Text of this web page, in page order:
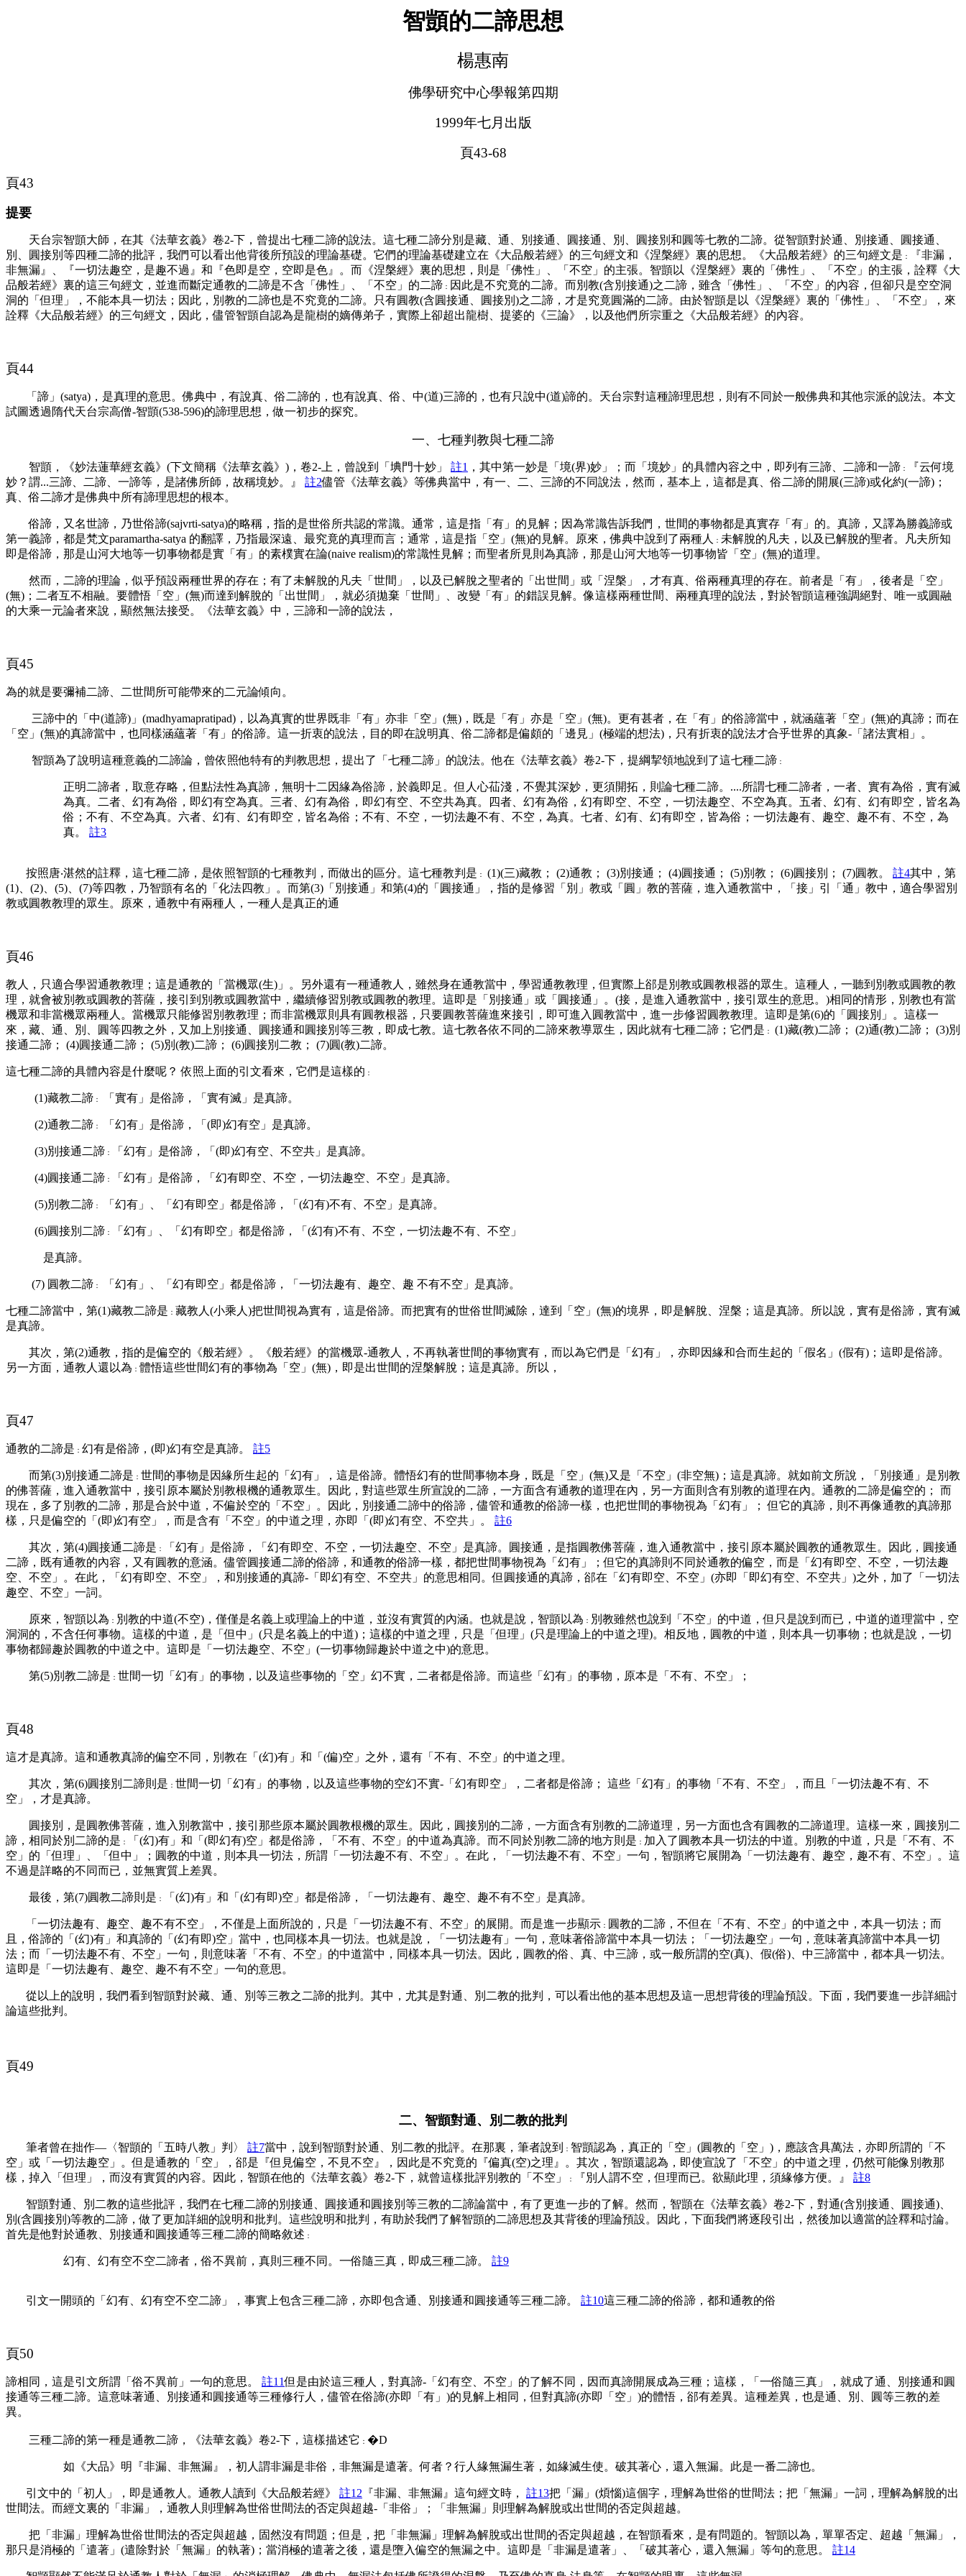
智顗的二諦思想
楊惠南
佛學研究中心學報第四期
1999年七月出版
頁43-68
頁43
提要
天台宗智顗大師，在其《法華玄義》卷2-下，曾提出七種二諦的說法。這七種二諦分別是藏、通、別接通、圓接通、別、圓接別和圓等七教的二諦。從智顗對於通、別接通、圓接通、
別、圓接別等四種二諦的批評，我們可以看出他背後所預設的理論基礎。它們的理論基礎建立在《大品般若經》的三句經文和《涅槃經》裏的思想。《大品般若經》的三句經文是 ：
『非漏，
非無漏』、『一切法趣空，是趣不過』和『色即是空，空即是色』。而《涅槃經》裏的思想，則是「佛性」、「不空」的主張。智顗以《涅槃經》裏的「佛性」、「不空」的主張，詮釋《大
品般若經》裏的這三句經文，並進而斷定通教的二諦是不含「佛性」、「不空」的二諦 ： 因此是不究竟的二諦。而別教(含別接通)之二諦，雖含「佛性」、「不空」的內容，但卻只是空空洞
洞的「但理」，不能本具一切法；因此，別教的二諦也是不究竟的二諦。只有圓教(含圓接通、圓接別 )之二諦，才是究竟圓滿的二諦。由於智顗是以《涅槃經》裏的「佛性」、「不空」，來
詮釋《大品般若經》的三句經文，因此，儘管智顗自認為是龍樹的嫡傳弟子，實際上卻超出龍樹、提婆的《三論》，以及他們所宗重之《大品般若經》的內容。
頁44
「諦」(satya)，是真理的意思。佛典中，有說真、俗二諦的，也有說真、俗、中(道)三諦的，也有只說中(道)諦的。天台宗對這種諦理思想，則有不同於一般佛典和其他宗派的說法。本文
試圖透過隋代天台宗高僧-智顗(538-596)的諦理思想，做一初步的探究。
一、七種判教與七種二諦
智顗，《妙法蓮華經玄義》(下文簡稱《法華玄義》)，卷2-上，曾說到「㙉門十妙」 註1 ，其中第一妙是「境(界)妙」；而「境妙」的具體內容之中，即列有三諦、二諦和一諦 ：
『云何境
妙？謂...三諦、二諦、一諦等，是諸佛所師，故稱境妙。』
註2儘管《法華玄義》等佛典當中，有一、二、三諦的不同說法，然而，基本上，這都是真、俗二諦的開展(三諦)或化約(一諦)；
真、俗二諦才是佛典中所有諦理思想的根本。
俗諦，又名世諦，乃世俗諦(sajvrti-satya)的略稱，指的是世俗所共認的常識。通常，這是指「有」的見解；因為常識告訴我們，世間的事物都是真實存「有」的。真諦，又譯為勝義諦或
第一義諦，都是梵文paramartha-satya 的翻譯，乃指最深遠、最究竟的真理而言；通常，這是指「空」(無)的見解。原來，佛典中說到了兩種人 ： 未解脫的凡夫，以及已解脫的聖者。凡夫所知
即是俗諦，那是山河大地等一切事物都是實「有」的素樸實在論(naive realism)的常識性見解；而聖者所見則為真諦，那是山河大地等一切事物皆「空」(無)的道理。
然而，二諦的理論，似乎預設兩種世界的存在；有了未解脫的凡夫「世間」，以及已解脫之聖者的「出世間」或「涅槃」，才有真、俗兩種真理的存在。前者是「有」，後者是「空」
(無)；二者互不相融。要體悟「空」(無)而達到解脫的「出世間」，就必須拋棄「世間」、改變「有」的錯誤見解。像這樣兩種世間、兩種真理的說法，對於智顗這種強調絕對、唯一或圓融
的大乘一元論者來說，顯然無法接受。《法華玄義》中，三諦和一諦的說法，
頁45
為的就是要彌補二諦、二世間所可能帶來的二元論傾向。
三諦中的「中(道諦)」(madhyamapratipad)，以為真實的世界既非「有」亦非「空」(無)，既是「有」亦是「空」(無)。更有甚者，在「有」的俗諦當中，就涵蘊著「空」(無)的真諦；而在
「空」(無)的真諦當中，也同樣涵蘊著「有」的俗諦。這一折衷的說法，目的即在說明真、俗二諦都是偏頗的「邊見」(極端的想法)，只有折衷的說法才合乎世界的真象-「諸法實相」。
智顗為了說明這種意義的二諦論，曾依照他特有的判教思想，提出了「七種二諦」的說法。他在《法華玄義》卷2-下，提綱挈領地說到了這七種二諦 ：
正明二諦者，取意存略，但點法性為真諦，無明十二因緣為俗諦，於義即足。但人心苮淺，不覺其深妙，更須開拓，則論七種二諦。....所謂七種二諦者，一者、實有為俗，實有滅
為真。二者、幻有為俗，即幻有空為真。三者、幻有為俗，即幻有空、不空共為真。四者、幻有為俗，幻有即空、不空，一切法趣空、不空為真。五者、幻有、幻有即空，皆名為
俗；不有、不空為真。六者、幻有、幻有即空，皆名為俗；不有、不空，一切法趣不有、不空，為真。七者、幻有、幻有即空，皆為俗；一切法趣有、趣空、趣不有、不空，為
真。
註3
按照唐‧湛然的註釋，這七種二諦，是依照智顗的七種教判，而做出的區分。這七種教判是 ： (1)(三)藏教； (2)通教； (3)別接通； (4)圓接通； (5)別教； (6)圓接別； (7)圓教。 註4其中，第
(1)、(2)、(5)、(7)等四教，乃智顗有名的「化法四教」。而第(3)「別接通」和第(4)的「圓接通」，指的是修習「別」教或「圓」教的菩薩，進入通教當中，「接」引「通」教中，適合學習別
教或圓教教理的眾生。原來，通教中有兩種人，一種人是真正的通
頁46
教人，只適合學習通教教理；這是通教的「當機眾(生)」。另外還有一種通教人，雖然身在通教當中，學習通教教理，但實際上郤是別教或圓教根器的眾生。這種人，一聽到別教或圓教的教
理，就會被別教或圓教的菩薩，接引到別教或圓教當中，繼續修習別教或圓教的教理。這即是「別接通」或「圓接通」。(接，是進入通教當中，接引眾生的意思。)相同的情形，別教也有當
機眾和非當機眾兩種人。當機眾只能修習別教教理；而非當機眾則具有圓教根器，只要圓教菩薩進來接引，即可進入圓教當中，進一步修習圓教教理。這即是第(6)的「圓接別」。這樣一
來，藏、通、別、圓等四教之外，又加上別接通、圓接通和圓接別等三教，即成七教。這七教各依不同的二諦來教導眾生，因此就有七種二諦；它們是 ：
(1)藏(教)二諦； (2)通(教)二諦； (3)別
接通二諦； (4)圓接通二諦； (5)別(教)二諦； (6)圓接別二教； (7)圓(教)二諦。
這七種二諦的具體內容是什麼呢？ 依照上面的引文看來，它們是這樣的 ：
(1)藏教二諦 ： 「 實有」是俗諦，「實有滅」是真諦。
(2)通教二諦 ： 「幻有」是俗諦，「(即)幻有空」是真諦。
(3)別接通二諦 ： 「幻有」是俗諦，「(即)幻有空、不空共」是真諦。
(4)圓接通二諦 ： 「幻有」是俗諦，「幻有即空、不空，一切法趣空、不空」是真諦。
(5)別教二諦 ： 「幻有」、「幻有即空」都是俗諦，「(幻有)不有、不空」是真諦。
(6)圓接別二諦 ： 「幻有」、「幻有即空」都是俗諦，「(幻有)不有、不空，一切法趣不有、不空」
是真諦。
(7) 圓教二諦 ： 「幻有」、「幻有即空」都是俗諦，「一切法趣有、趣空、趣 不有不空」是真諦。
七種二諦當中，第(1)藏教二諦是 ： 藏教人(小乘人)把世間視為實有，這是俗諦。而把實有的世俗世間滅除，達到「空」(無)的境界，即是解脫、涅槃；這是真諦。所以說，實有是俗諦，實有滅
是真諦。
其次，第(2)通教，指的是偏空的《般若經》。《般若經》的當機眾-通教人，不再執著世間的事物實有，而以為它們是「幻有」，亦即因緣和合而生起的「假名」(假有)；這即是俗諦。
另一方面，通教人還以為 ： 體悟這些世間幻有的事物為「空」(無)，即是出世間的涅槃解脫；這是真諦。所以，
頁47
通教的二諦是 ： 幻有是俗諦，(即)幻有空是真諦。 註5
而第(3)別接通二諦是 ： 世間的事物是因緣所生起的「幻有」，這是俗諦。體悟幻有的世間事物本身，既是「空」(無)又是「不空」(非空無)；這是真諦。就如前文所說，「別接通」是別教
的佛菩薩，進入通教當中，接引原本屬於別教根機的通教眾生。因此，對這些眾生所宣說的二諦，一方面含有通教的道理在內，另一方面則含有別教的道理在內。通教的二諦是偏空的； 而
現在，多了別教的二諦，那是合於中道，不偏於空的「不空」。因此，別接通二諦中的俗諦，儘管和通教的俗諦一樣，也把世間的事物視為「幻有」； 但它的真諦，則不再像通教的真諦那
樣，只是偏空的「(即)幻有空」，而是含有「不空」的中道之理，亦即「(即)幻有空、不空共」。
註6
其次，第(4)圓接通二諦是 ：
「幻有」是俗諦，「幻有即空、不空，一切法趣空、不空」是真諦。圓接通，是指圓教佛菩薩，進入通教當中，接引原本屬於圓教的通教眾生。因此，圓接通
二諦，既有通教的內容，又有圓教的意涵。儘管圓接通二諦的俗諦，和通教的俗諦一樣，都把世間事物視為「幻有」；但它的真諦則不同於通教的偏空，而是「幻有即空、不空，一切法趣
空、不空」。在此，「幻有即空、不空」，和別接通的真諦-「即幻有空、不空共」的意思相同。但圓接通的真諦，郤在「幻有即空、不空」(亦即「即幻有空、不空共」)之外，加了「一切法
趣空、不空」一詞。
原來，智顗以為 ： 別教的中道(不空)，僅僅是名義上或理論上的中道，並沒有實質的內涵。也就是說，智顗以為 ： 別教雖然也說到「不空」的中道，但只是說到而已，中道的道理當中，空
洞洞的，不含任何事物。這樣的中道，是「但中」(只是名義上的中道)；這樣的中道之理，只是「但理」(只是理論上的中道之理)。相反地，圓教的中道，則本具一切事物；也就是說，一切
事物都歸趣於圓教的中道之中。這即是「一切法趣空、不空」(一切事物歸趣於中道之中)的意思。
第(5)別教二諦是 ： 世間一切「幻有」的事物，以及這些事物的「空」幻不實，二者都是俗諦。而這些「幻有」的事物，原本是「不有、不空」；
頁48
這才是真諦。這和通教真諦的偏空不同，別教在「(幻)有」和「(偏)空」之外，還有「不有、不空」的中道之理。
其次，第(6)圓接別二諦則是 ： 世間一切「幻有」的事物，以及這些事物的空幻不實-「幻有即空」，二者都是俗諦； 這些「幻有」的事物「不有、不空」，而且「一切法趣不有、不
空」，才是真諦。
圓接別，是圓教佛菩薩，進入別教當中，接引那些原本屬於圓教根機的眾生。因此，圓接別的二諦，一方面含有別教的二諦道理，另一方面也含有圓教的二諦道理。這樣一來，圓接別二
諦，相同於別二諦的是 ： 「(幻)有」和「(即幻有)空」都是俗諦，「不有、不空」的中道為真諦。而不同於別教二諦的地方則是 ： 加入了圓教本具一切法的中道。別教的中道，只是「不有、不
空」的「但理」、「但中」；圓教的中道，則本具一切法，所謂「一切法趣不有、不空」。在此，「一切法趣不有、不空」一句，智顗將它展開為「一切法趣有、趣空，趣不有、不空」。這
不過是詳略的不同而已，並無實質上差異。
最後，第(7)圓教二諦則是 ： 「(幻)有」和「(幻有即)空」都是俗諦，「一切法趣有、趣空、趣不有不空」是真諦。
「一切法趣有、趣空、趣不有不空」，不僅是上面所說的，只是「一切法趣不有、不空」的展開。而是進一步顯示 ： 圓教的二諦，不但在「不有、不空」的中道之中，本具一切法；而
且，俗諦的「(幻)有」和真諦的「(幻有即)空」當中，也同樣本具一切法。也就是說，「一切法趣有」一句，意味著俗諦當中本具一切法；「一切法趣空」一句，意味著真諦當中本具一切
法；而「一切法趣不有、不空」一句，則意味著「不有、不空」的中道當中，同樣本具一切法。因此，圓教的俗、真、中三諦，或一般所謂的空(真)、假(俗)、中三諦當中，都本具一切法。
這即是「一切法趣有、趣空、趣不有不空」一句的意思。
從以上的說明，我們看到智顗對於藏、通、別等三教之二諦的批判。其中，尤其是對通、別二教的批判，可以看出他的基本思想及這一思想背後的理論預設。下面，我們要進一步詳細討
論這些批判。
頁49
二、智顗對通、別二教的批判
筆者曾在拙作— 〈智顗的「五時八教」判〉 註7當中，說到智顗對於通、別二教的批評。在那裏，筆者說到 ： 智顗認為，真正的「空」(圓教的「空」)，應該含具萬法，亦即所謂的「不
空」或「一切法趣空」。但是通教的「空」，郤是『但見偏空，不見不空』，因此是不究竟的『偏真(空)之理』。其次，智顗還認為，即使宣說了「不空」的中道之理，仍然可能像別教那
樣，掉入「但理」，而沒有實質的內容。因此，智顗在他的《法華玄義》卷2-下，就曾這樣批評別教的「不空」
： 『別人謂不空，但理而已。欲顯此理，須緣修方便。』 註8
智顗對通、別二教的這些批評，我們在七種二諦的別接通、圓接通和圓接別等三教的二諦論當中，有了更進一步的了解。然而，智顗在《法華玄義》卷2-下，對通(含別接通、圓接通)、
別(含圓接別)等教的二諦，做了更加詳細的說明和批判。這些說明和批判，有助於我們了解智顗的二諦思想及其背後的理論預設。因此，下面我們將逐段引出，然後加以適當的詮釋和討論。
首先是他對於通教、別接通和圓接通等三種二諦的簡略敘述 ：
幻有、幻有空不空二諦者，俗不異前，真則三種不同。一俗隨三真，即成三種二諦。 註9
引文一開頭的「幻有、幻有空不空二諦」，事實上包含三種二諦，亦即包含通、別接通和圓接通等三種二諦。 註10這三種二諦的俗諦，都和通教的俗
頁50
諦相同，這是引文所謂「俗不異前」一句的意思。 註11但是由於這三種人，對真諦-「幻有空、不空」的了解不同，因而真諦開展成為三種；這樣，「一俗隨三真」，就成了通、別接通和圓
接通等三種二諦。這意味著通、別接通和圓接通等三種修行人，儘管在俗諦(亦即「有」)的見解上相同，但對真諦(亦即「空」)的體悟，郤有差異。這種差異，也是通、別、圓等三教的差
異。
三種二諦的第一種是通教二諦，《法華玄義》卷2-下，這樣描述它 ： �D
如《大品》明『非漏、非無漏』，初人謂非漏是非俗，非無漏是遣著。何者？行人緣無漏生著，如緣滅生使。破其著心，還入無漏。此是一番二諦也。
引文中的「初人」，即是通教人。通教人讀到《大品般若經》 註12 『非漏、非無漏』這句經文時， 註13把「漏」(煩惱)這個字，理解為世俗的世間法；把「無漏」一詞，理解為解脫的出
世間法。而經文裏的「非漏」，通教人則理解為世俗世間法的否定與超越-「非俗」；「非無漏」則理解為解脫或出世間的否定與超越。
把「非漏」理解為世俗世間法的否定與超越，固然沒有問題；但是，把「非無漏」理解為解脫或出世間的否定與超越，在智顗看來，是有問題的。智顗以為，單單否定、超越「無漏」，
那只是消極的「遣著」(遣除對於「無漏」的執著)；當消極的遣著之後，還是墮入偏空的無漏之中。這即是「非漏是遣著」、「破其著心，還入無漏」等句的意思。
註14